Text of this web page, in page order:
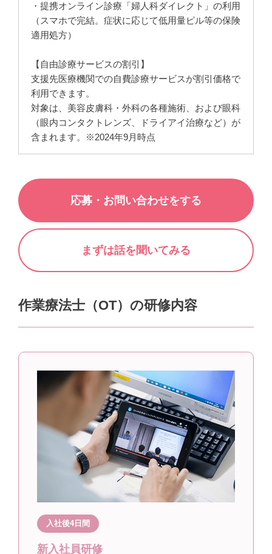
・提携オンライン診療「婦人科ダイレクト」の利用
（スマホで完結。症状に応じて低用量ピル等の保険
適用処方）
【自由診療サービスの割引】
支援先医療機関での自費診療サービスが割引価格で
利用できます。
対象は、美容皮膚科・外科の各種施術、および眼科
（眼内コンタクトレンズ、ドライアイ治療など）が
含まれます。※2024年9月時点
応募・お問い合わせをする
まずは話を聞いてみる
作業療法士（OT）の研修内容
入社後4日間
新入社員研修